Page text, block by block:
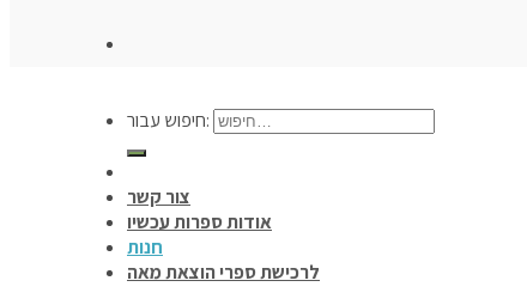
חיפוש עבור:
צור קשר
אודות ספרות עכשיו
חנות
לרכישת ספרי הוצאת מאה